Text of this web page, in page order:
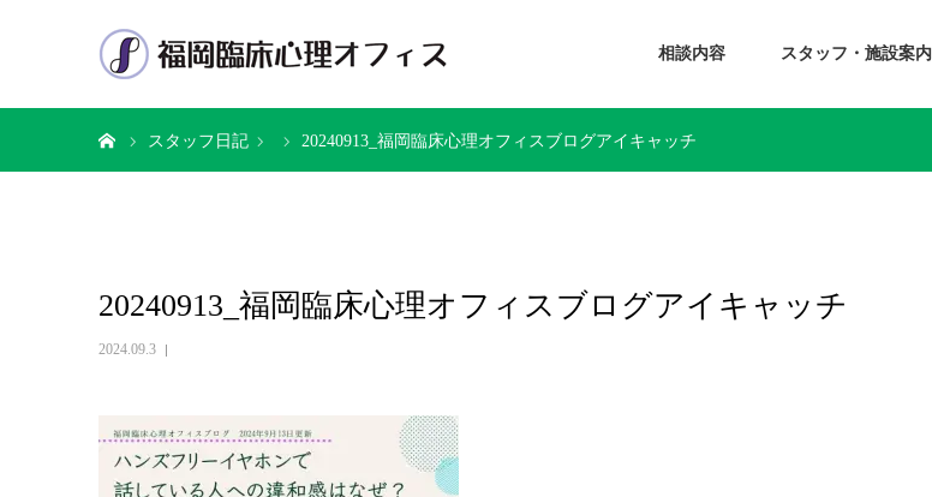
相談内容 スタッフ・施設案内
スタッフ日記 20240913_福岡臨床心理オフィスブログアイキャッチ
20240913_福岡臨床心理オフィスブログアイキャッチ
2024.09.3